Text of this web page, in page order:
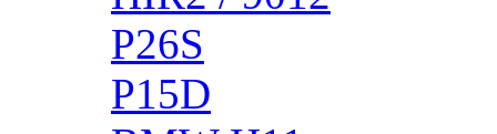
P26S
P15D